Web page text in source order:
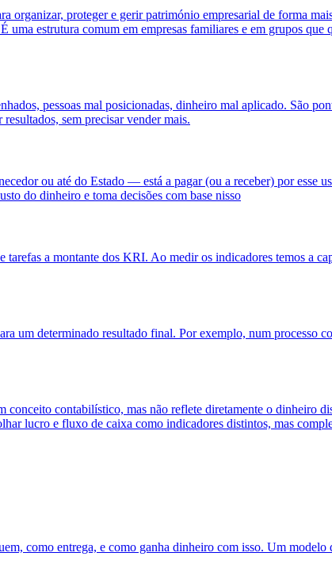
proteger e gerir património empresarial de forma
estrutura comum em empresas familiares e em grupos que
pessoas mal posicionadas, dinheiro mal aplicado. São
sem precisar vender mais.
ou até do Estado — está a pagar (ou a receber) por esse
do dinheiro e toma decisões com base nisso
a montante dos KRI. Ao medir os indicadores temos a
um determinado resultado final. Por exemplo, num processo
conceito contabilístico, mas não reflete diretamente o dinheiro
lucro e fluxo de caixa como indicadores distintos, mas
como entrega, e como ganha dinheiro com isso. Um modelo